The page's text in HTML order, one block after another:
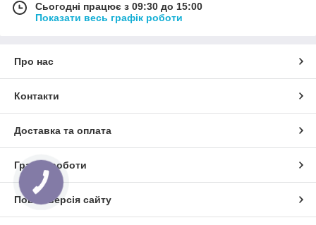
Сьогодні працює з 09:30 до 15:00
Показати весь графік роботи
Про нас
Контакти
Доставка та оплата
Графік роботи
Повна версія сайту
КНОПКА
ЗВ'ЯЗКУ